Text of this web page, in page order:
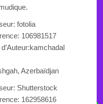
.
fotolia
106981517
Azerbaïdjan
Shutterstock
162958616